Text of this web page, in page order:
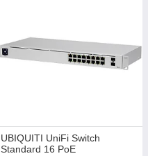
UBIQUITI UniFi Switch
Standard 16 PoE